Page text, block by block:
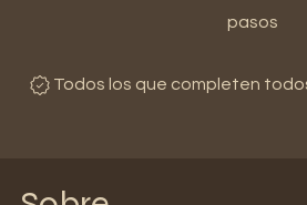
pasos
Todos los que completen